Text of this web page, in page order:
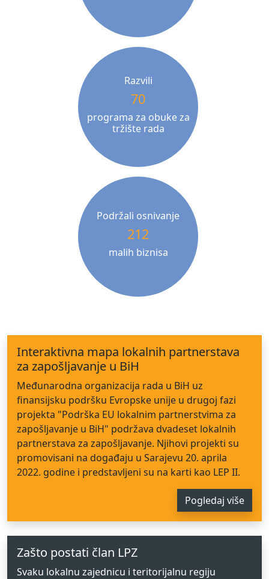
Razvili
70
programa za obuke za
tržište rada
Podržali osnivanje
212
malih biznisa
Interaktivna mapa lokalnih partnerstava
za zapošljavanje u BiH
Međunarodna organizacija rada u BiH uz
finansijsku podršku Evropske unije u drugoj fazi
projekta "Podrška EU lokalnim partnerstvima za
zapošljavanje u BiH" podržava dvadeset lokalnih
partnerstava za zapošljavanje. Njihovi projekti su
promovisani na događaju u Sarajevu 20. aprila
2022. godine i predstavljeni su na karti kao LEP II.
Pogledaj više
Zašto postati član LPZ
Svaku lokalnu zajednicu i teritorijalnu regiju